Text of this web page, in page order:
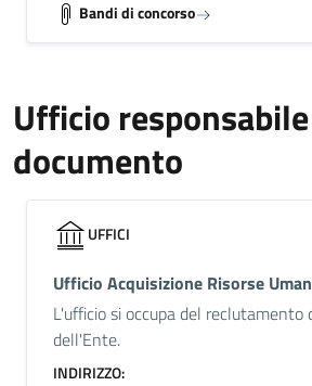
Bandi di concorso
Ufficio
documento
UFFICI
Ufficio Acquisizione Risorse
L'ufficio si occupa del reclutamento
dell'Ente.
INDIRIZZO: